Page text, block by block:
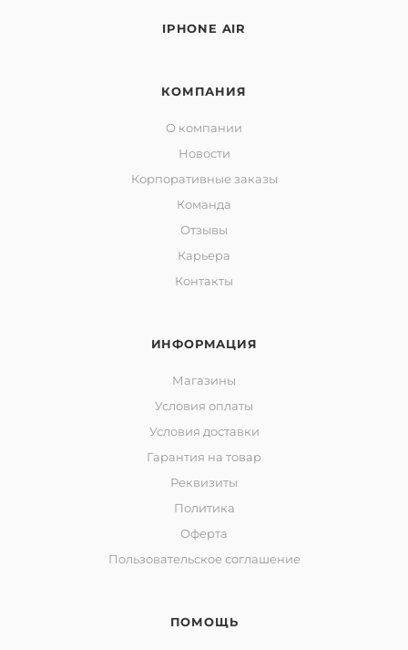
IPHONE AIR
КОМПАНИЯ
О компании
Новости
Корпоративные заказы
Команда
Отзывы
Карьера
Контакты
ИНФОРМАЦИЯ
Магазины
Условия оплаты
Условия доставки
Гарантия на товар
Реквизиты
Политика
Оферта
Пользовательское соглашение
ПОМОЩЬ